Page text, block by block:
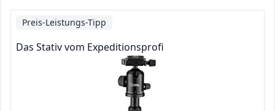
Preis-Leistungs-Tipp
Das Stativ vom Expeditionsprofi